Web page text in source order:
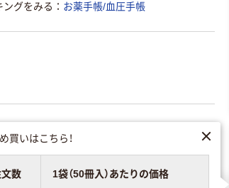
ングをみる お薬手帳/血圧手帳
買いはこちら！
数 1袋（50冊入）あたりの価格